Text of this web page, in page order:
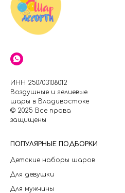
ИНН 250703108012
Воздушные и гелиевые
шары в Владивостоке
© 2025 Все права
защищены
ПОПУЛЯРНЫЕ ПОДБОРКИ
Детские наборы шаров
Для девушки
Для мужчины